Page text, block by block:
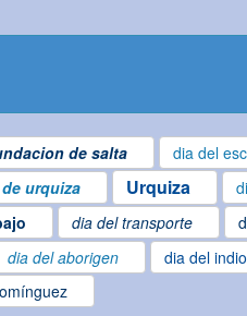
de salta dia del
urquiza Urquiza
dia del transporte
dia del aborigen dia del